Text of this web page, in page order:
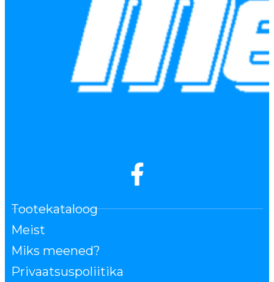
Tootekataloog
Meist
Miks meened?
Privaatsuspoliitika